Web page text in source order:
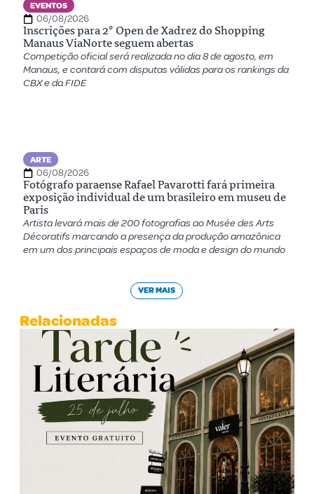
EVENTOS
06/08/2026
Inscrições para 2º Open de Xadrez do Shopping
Manaus ViaNorte seguem abertas
Competição oficial será realizada no dia 8 de agosto, em
Manaus, e contará com disputas válidas para os rankings da
CBX e da FIDE
ARTE
06/08/2026
Fotógrafo paraense Rafael Pavarotti fará primeira
exposição individual de um brasileiro em museu de
Paris
Artista levará mais de 200 fotografias ao Musée des Arts
Décoratifs marcando a presença da produção amazônica
em um dos principais espaços de moda e design do mundo
VER MAIS
Relacionadas